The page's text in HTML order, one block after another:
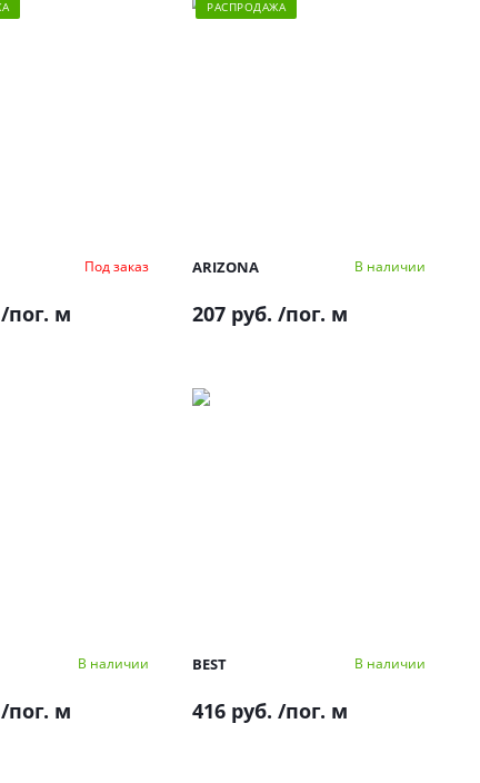
Под заказ
/пог. м
РАСПРОДАЖА
ARIZONA В наличии
207 руб. /пог. м
В наличии
/пог. м
BEST В наличии
416 руб. /пог. м